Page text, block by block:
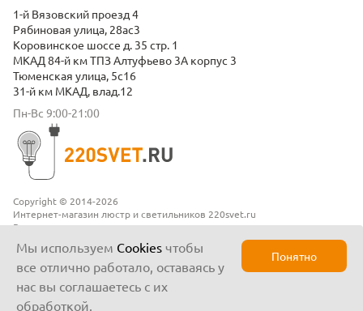
Copyright © 2014-2026
Интернет-магазин люстр и светильников 220svet.ru
Все права защищены
1-й Вязовский проезд 4
Рябиновая улица, 28ас3
Коровинское шоссе д. 35 стр. 1
МКАД 84-й км ТПЗ Алтуфьево 3А корпус 3
Тюменская улица, 5с16
31-й км МКАД, влад.12
Пн-Вс 9:00-21:00
Мы используем Cookies чтобы
все отлично работало, оставаясь у
нас вы соглашаетесь с их
обработкой.
Понятно